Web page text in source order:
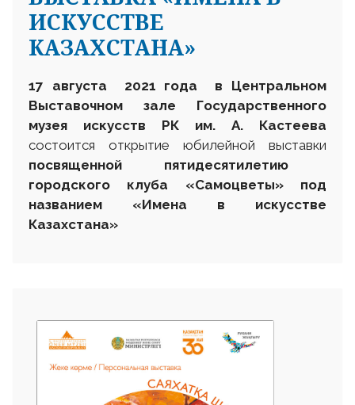
ИСКУССТВЕ
КАЗАХСТАНА»
17 августа 2021 года в Центральном
Выставочном зале Государственного
музея искусств РК им. А. Кастеева
состоится открытие юбилейной выставки
посвященной пятидесятилетию
городского клуба «Самоцветы» под
названием «Имена в искусстве
Казахстана»